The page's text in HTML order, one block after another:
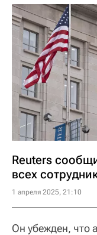
Reuters
всех
1 апреля 2025, 21:10
Он убежден, что